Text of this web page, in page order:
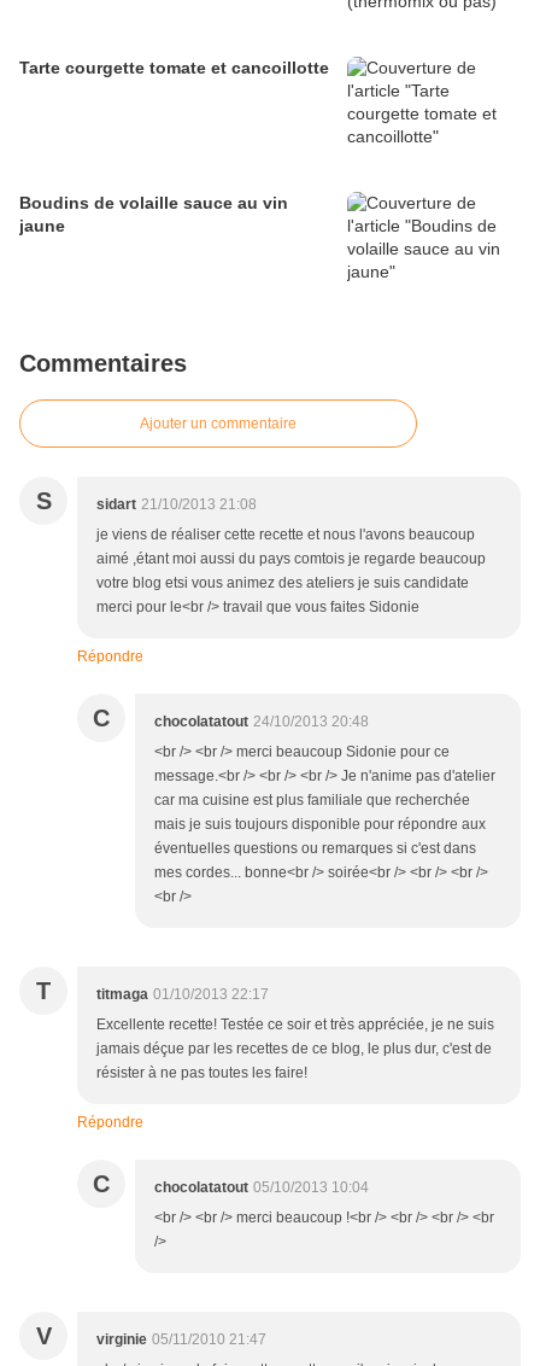
Tarte courgette tomate et cancoillotte
Boudins de volaille sauce au vin
jaune
Commentaires
Ajouter un commentaire
S sidart 21/10/2013 21:08
je viens de réaliser cette recette et nous l'avons beaucoup
aimé ,étant moi aussi du pays comtois je regarde beaucoup
votre blog etsi vous animez des ateliers je suis candidate
merci pour le<br /> travail que vous faites Sidonie
Répondre
C chocolatatout 24/10/2013 20:48
<br /> <br /> merci beaucoup Sidonie pour ce
message.<br /> <br /> <br /> Je n'anime pas d'atelier
car ma cuisine est plus familiale que recherchée
mais je suis toujours disponible pour répondre aux
éventuelles questions ou remarques si c'est dans
mes cordes... bonne<br /> soirée<br /> <br /> <br />
<br />
T titmaga 01/10/2013 22:17
Excellente recette! Testée ce soir et très appréciée, je ne suis
jamais déçue par les recettes de ce blog, le plus dur, c'est de
résister à ne pas toutes les faire!
Répondre
C chocolatatout 05/10/2013 10:04
<br /> <br /> merci beaucoup !<br /> <br /> <br /> <br
/>
V virginie 05/11/2010 21:47